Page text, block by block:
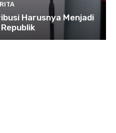
Harusnya Menjadi